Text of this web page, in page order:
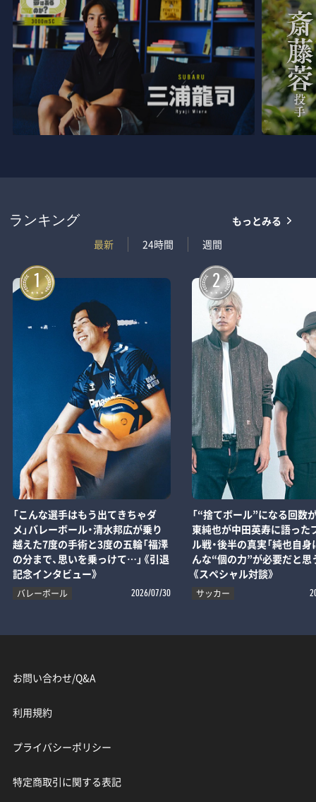
ランキング
最新
24時間 週間
もっとみる
1
「こんな選手はもう出てきちゃダ
メ」バレーボール・清水邦広が乗り
越えた7度の手術と3度の五輪「福澤
の分まで、思いを乗っけて…」《引退
記念インタビュー》
バレーボール 2026/07/30
2
「“捨てボール”になる回数
東純也が中田英寿に語った
ル戦・後半の真実「純也自
んな“個の力”が必要だと思
《スペシャル対談》
サッカー
お問い合わせ/Q&A
利用規約
プライバシーポリシー
特定商取引に関する表記